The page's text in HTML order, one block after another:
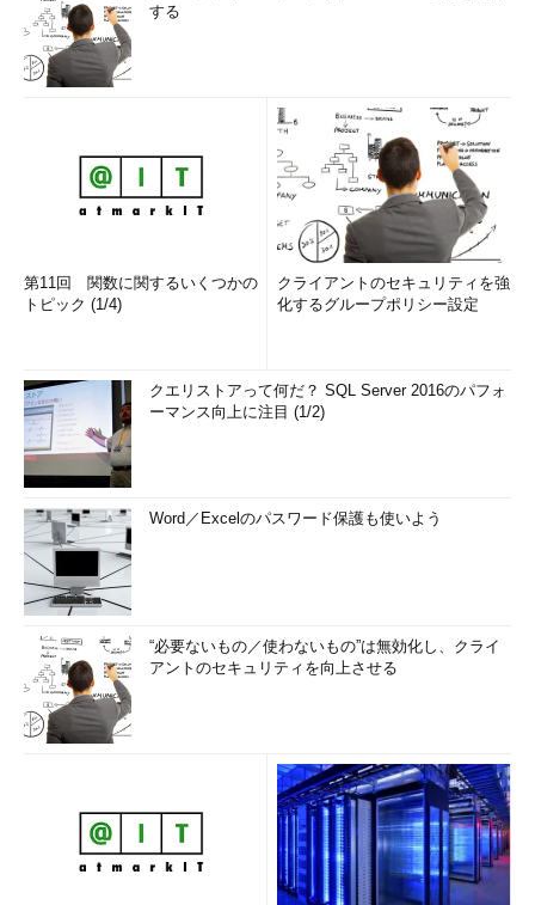
する
第11回 関数に関するいくつかの
トピック (1/4)
クライアントのセキュリティを強
化するグループポリシー設定
クエリストアって何だ？ SQL Server 2016のパフォ
ーマンス向上に注目 (1/2)
Word／Excelのパスワード保護も使いよう
“必要ないもの／使わないもの”は無効化し、クライ
アントのセキュリティを向上させる